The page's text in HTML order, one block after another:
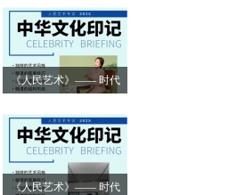
专访朱建谷
《人民艺术》—— 时代
专访刘小爱
《人民艺术》—— 时代